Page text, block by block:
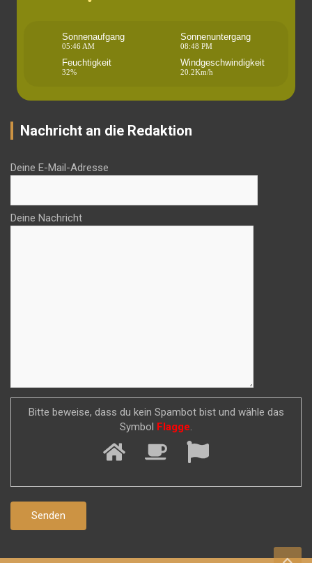
Sonnenaufgang
05:46 AM
Sonnenuntergang
08:48 PM
Feuchtigkeit
32%
Windgeschwindigkeit
20.2Km/h
Nachricht an die Redaktion
Deine E-Mail-Adresse
Deine Nachricht
Bitte beweise, dass du kein Spambot bist und wähle das
Symbol Flagge.